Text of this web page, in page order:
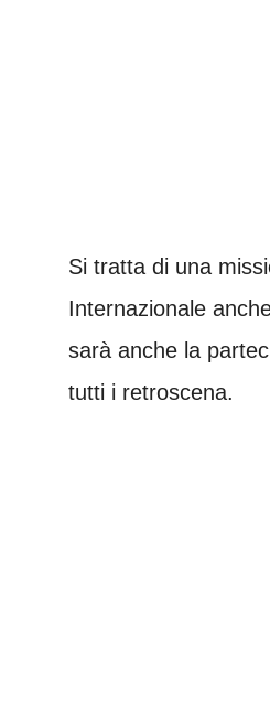
Si tratta di una
Internazionale
sarà anche la
tutti i retroscena.